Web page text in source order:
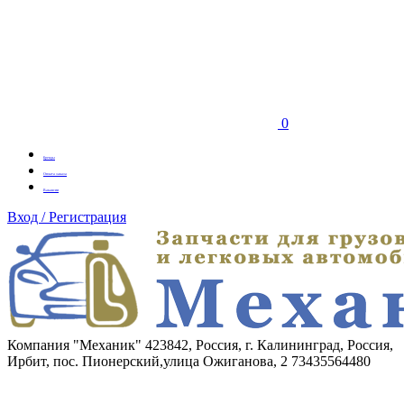
0
Бренды
Оплата заказа
Вакансии
Вход / Регистрация
Компания "Механик" 423842, Россия, г. Калининград, Россия,
Ирбит, пос. Пионерский,улица Ожиганова, 2 73435564480